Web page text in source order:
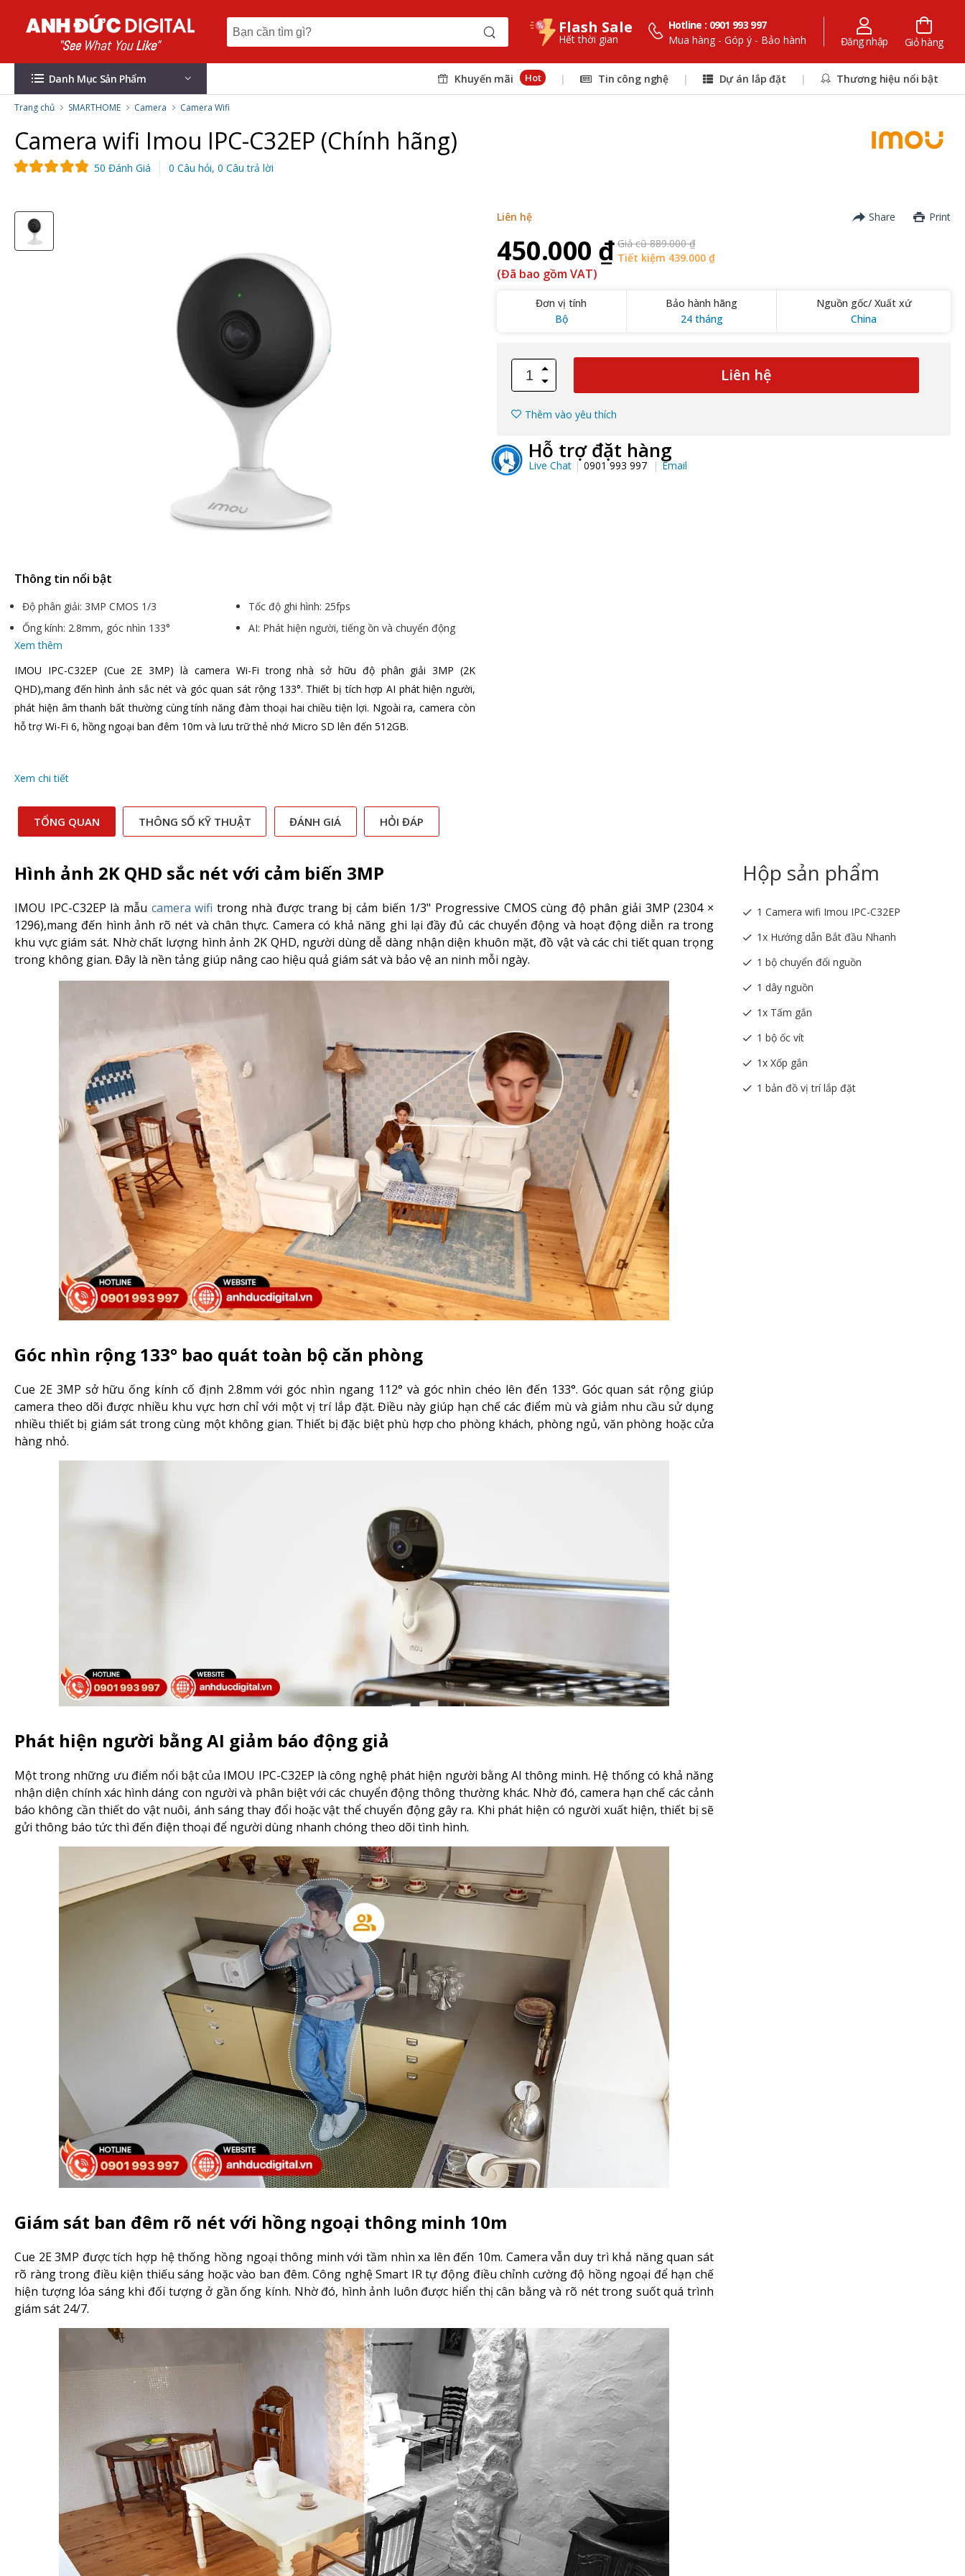
Flash Sale
Hết thời gian
Hotline : 0901 993 997
Mua hàng - Góp ý - Bảo hành
Đăng nhập Giỏ hàng
Danh Mục Sản Phẩm Khuyến mãi Hot | Tin công nghệ | Dự án lắp đặt | Thương hiệu nổi bật
Trang chủ SMARTHOME Camera Camera Wifi
Camera wifi Imou IPC-C32EP (Chính hãng)
50 Đánh Giá 0 Câu hỏi, 0 Câu trả lời
Thông tin nổi bật
Độ phân giải: 3MP CMOS 1/3
Tốc độ ghi hình: 25fps
Ống kính: 2.8mm, góc nhìn 133°
AI: Phát hiện người, tiếng ồn và chuyển động
Xem thêm
IMOU IPC-C32EP (Cue 2E 3MP) là camera Wi-Fi trong nhà sở hữu độ phân giải 3MP (2K
QHD),mang đến hình ảnh sắc nét và góc quan sát rộng 133°. Thiết bị tích hợp AI phát hiện người,
phát hiện âm thanh bất thường cùng tính năng đàm thoại hai chiều tiện lợi. Ngoài ra, camera còn
hỗ trợ Wi-Fi 6, hồng ngoại ban đêm 10m và lưu trữ thẻ nhớ Micro SD lên đến 512GB.
Xem chi tiết
Liên hệ Share Print
450.000 ₫ Giá cũ 889.000 ₫
Tiết kiệm 439.000 ₫
(Đã bao gồm VAT)
Đơn vị tính
Bộ
Bảo hành hãng
24 tháng
Nguồn gốc/ Xuất xứ
China
Liên hệ
Thêm vào yêu thích
Hỗ trợ đặt hàng
Live Chat 0901 993 997 Email
TỔNG QUAN THÔNG SỐ KỸ THUẬT ĐÁNH GIÁ HỎI ĐÁP
Hình ảnh 2K QHD sắc nét với cảm biến 3MP
IMOU IPC-C32EP là mẫu camera wifi trong nhà được trang bị cảm biến 1/3" Progressive CMOS cùng độ phân giải 3MP (2304 ×
1296),mang đến hình ảnh rõ nét và chân thực. Camera có khả năng ghi lại đầy đủ các chuyển động và hoạt động diễn ra trong
khu vực giám sát. Nhờ chất lượng hình ảnh 2K QHD, người dùng dễ dàng nhận diện khuôn mặt, đồ vật và các chi tiết quan trọng
trong không gian. Đây là nền tảng giúp nâng cao hiệu quả giám sát và bảo vệ an ninh mỗi ngày.
Góc nhìn rộng 133° bao quát toàn bộ căn phòng
Cue 2E 3MP sở hữu ống kính cố định 2.8mm với góc nhìn ngang 112° và góc nhìn chéo lên đến 133°. Góc quan sát rộng giúp
camera theo dõi được nhiều khu vực hơn chỉ với một vị trí lắp đặt. Điều này giúp hạn chế các điểm mù và giảm nhu cầu sử dụng
nhiều thiết bị giám sát trong cùng một không gian. Thiết bị đặc biệt phù hợp cho phòng khách, phòng ngủ, văn phòng hoặc cửa
hàng nhỏ.
Phát hiện người bằng AI giảm báo động giả
Một trong những ưu điểm nổi bật của IMOU IPC-C32EP là công nghệ phát hiện người bằng AI thông minh. Hệ thống có khả năng
nhận diện chính xác hình dáng con người và phân biệt với các chuyển động thông thường khác. Nhờ đó, camera hạn chế các cảnh
báo không cần thiết do vật nuôi, ánh sáng thay đổi hoặc vật thể chuyển động gây ra. Khi phát hiện có người xuất hiện, thiết bị sẽ
gửi thông báo tức thì đến điện thoại để người dùng nhanh chóng theo dõi tình hình.
Giám sát ban đêm rõ nét với hồng ngoại thông minh 10m
Cue 2E 3MP được tích hợp hệ thống hồng ngoại thông minh với tầm nhìn xa lên đến 10m. Camera vẫn duy trì khả năng quan sát
rõ ràng trong điều kiện thiếu sáng hoặc vào ban đêm. Công nghệ Smart IR tự động điều chỉnh cường độ hồng ngoại để hạn chế
hiện tượng lóa sáng khi đối tượng ở gần ống kính. Nhờ đó, hình ảnh luôn được hiển thị cân bằng và rõ nét trong suốt quá trình
giám sát 24/7.
Hộp sản phẩm
1 Camera wifi Imou IPC-C32EP
1x Hướng dẫn Bắt đầu Nhanh
1 bộ chuyển đổi nguồn
1 dây nguồn
1x Tấm gắn
1 bộ ốc vít
1x Xốp gắn
1 bản đồ vị trí lắp đặt